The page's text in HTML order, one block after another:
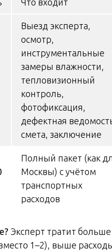
Выезд эксперта,
осмотр,
инструментальные
замеры влажности,
тепловизионный
контроль,
фотофиксация,
дефектная
смета, заключение
Полный пакет (как
Москвы) с учётом
транспортных
расходов
Эксперт тратит больше
1–2), выше